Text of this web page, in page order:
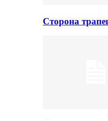
Сторона